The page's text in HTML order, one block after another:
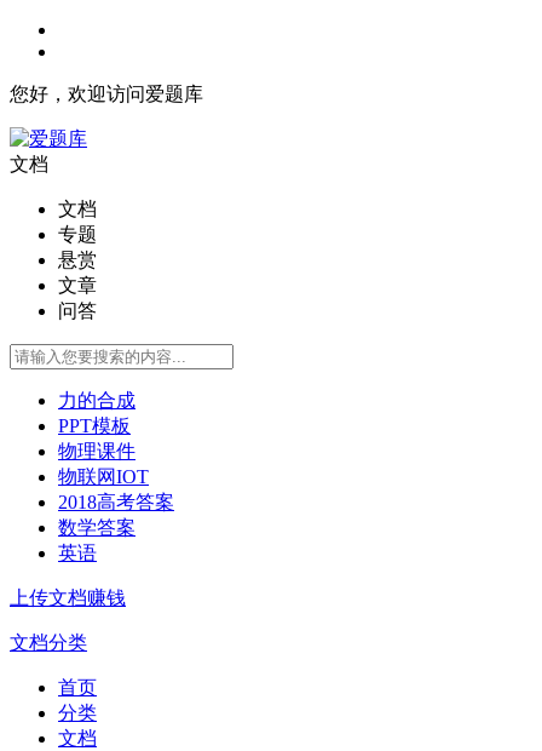
您好，欢迎访问爱题库
文档
文档
专题
悬赏
文章
问答
力的合成
PPT模板
物理课件
物联网IOT
2018高考答案
数学答案
英语
上传文档赚钱
文档分类
首页
分类
文档